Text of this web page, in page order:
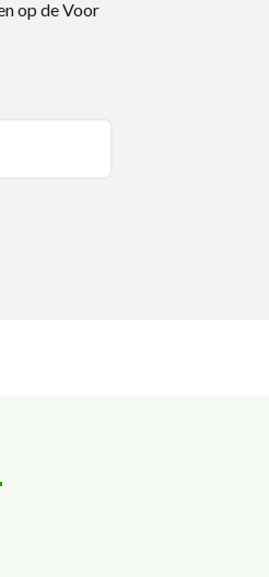
op de Voor